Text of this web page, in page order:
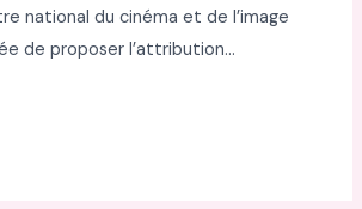
national du cinéma et de l’image
de proposer l’attribution…